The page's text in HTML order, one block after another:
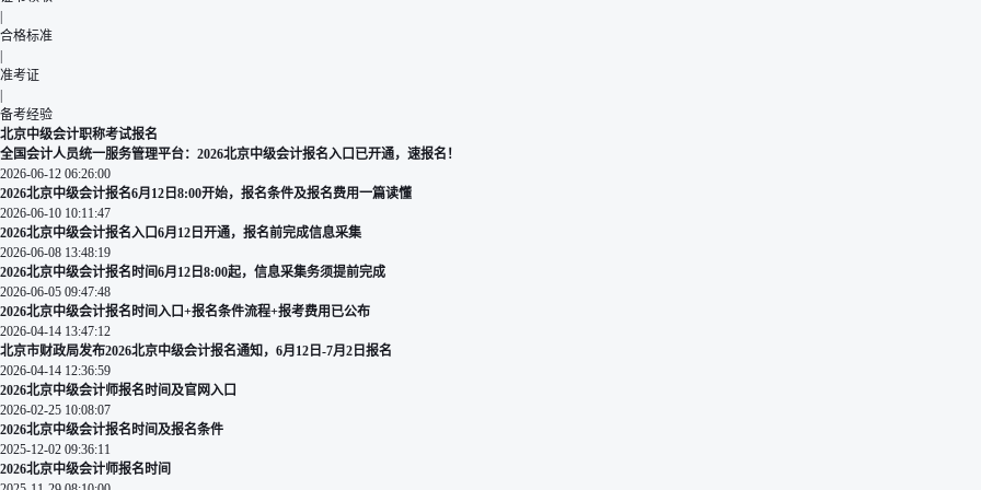
|
合格标准
|
准考证
|
备考经验
北京中级会计职称考试报名
全国会计人员统一服务管理平台：2026北京中级会计报名入口已开通，速报名！
2026-06-12 06:26:00
2026北京中级会计报名6月12日8:00开始，报名条件及报名费用一篇读懂
2026-06-10 10:11:47
2026北京中级会计报名入口6月12日开通，报名前完成信息采集
2026-06-08 13:48:19
2026北京中级会计报名时间6月12日8:00起，信息采集务须提前完成
2026-06-05 09:47:48
2026北京中级会计报名时间入口+报名条件流程+报考费用已公布
2026-04-14 13:47:12
北京市财政局发布2026北京中级会计报名通知，6月12日-7月2日报名
2026-04-14 12:36:59
2026北京中级会计师报名时间及官网入口
2026-02-25 10:08:07
2026北京中级会计报名时间及报名条件
2025-12-02 09:36:11
2026北京中级会计师报名时间